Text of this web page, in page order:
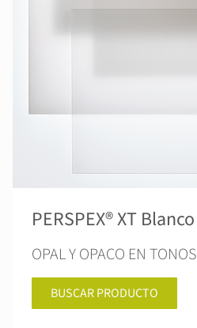
PERSPEX® XT
OPAL Y OPACO EN
BUSCAR PRODUCTO